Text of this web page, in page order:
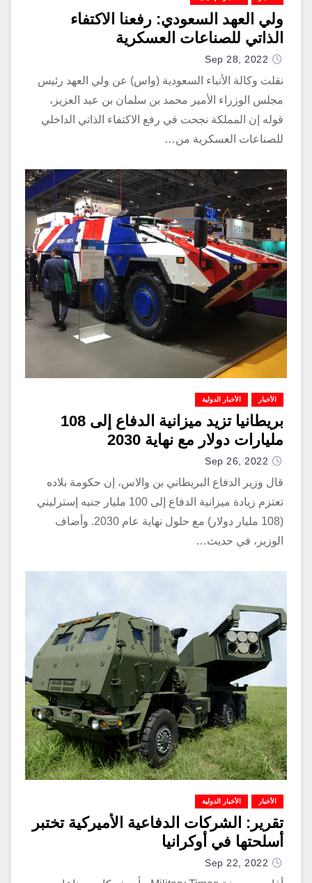
ولي العهد السعودي: رفعنا الاكتفاء
الذاتي للصناعات العسكرية
Sep 28, 2022
نقلت وكالة الأنباء السعودية (واس) عن ولي العهد رئيس
مجلس الوزراء الأمير محمد بن سلمان بن عبد العزيز،
قوله إن المملكة نجحت في رفع الاكتفاء الذاتي الداخلي
للصناعات العسكرية من…
الأخبار الأخبار الدولية
بريطانيا تزيد ميزانية الدفاع إلى 108
مليارات دولار مع نهاية 2030
Sep 26, 2022
قال وزير الدفاع البريطاني بن والاس، إن حكومة بلاده
تعتزم زيادة ميزانية الدفاع إلى 100 مليار جنيه إسترليني
(108 مليار دولار) مع حلول نهاية عام 2030. وأضاف
الوزير، في حديث…
الأخبار الأخبار الدولية
تقرير: الشركات الدفاعية الأميركية تختبر
أسلحتها في أوكرانيا
Sep 22, 2022